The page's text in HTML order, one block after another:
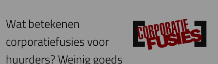
Wat betekenen
corporatiefusies voor
huurders? Weinig goeds